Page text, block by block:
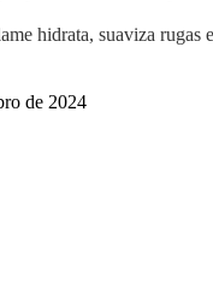
hidrata, suaviza rugas
de 2024